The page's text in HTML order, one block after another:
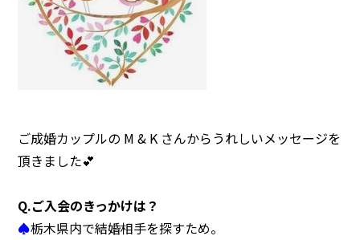
ARCHIVE
アーカイブ
ご成婚カップルの M & K さんからうれしいメッセージを
頂きました💕
Q.ご入会のきっかけは？
♠栃木県内で結婚相手を探すため。